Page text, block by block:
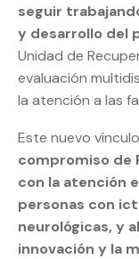
seguir
y desarrollo del
Unidad de
evaluación
la atención a las
Este nuevo
compromiso de
con la atención
personas con
neurológicas, y
innovación y la